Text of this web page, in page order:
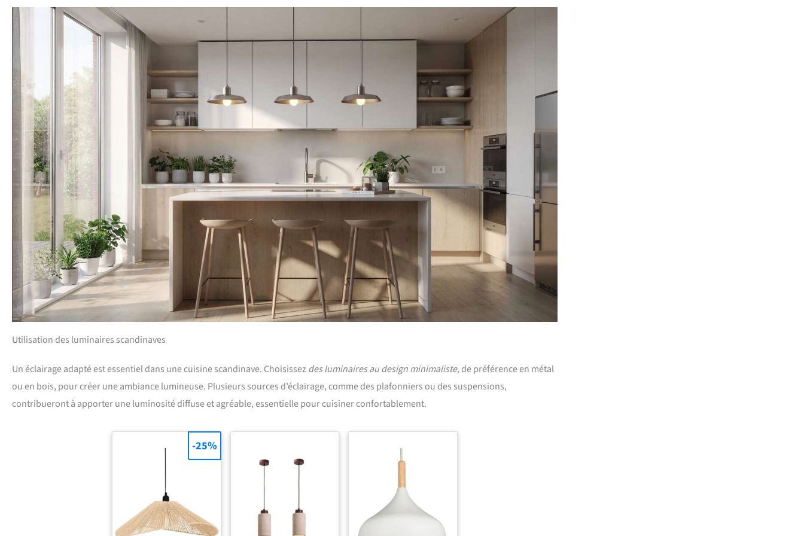
de l’agriculture biologique.
La formule contient 88% de
carbone biosourcé sur le
carbone total selon la norme
UTILES : Séchage rapide
2hsec au toucher, 2h entre 2
couches, séchage complet :
24h. Rendement : +/- 12m²/L
par couche fini en 2 couches.
Outils : Rouleau, pinceau.
Nettoyage des outils : Eau
V33, une marque française
engagée pour l’emploi local :
entreprise familiale depuis
1957. 700 salaries conçoivent
et fabriquent au cœur du
jura. Pour l’environnement :
continue et un site certifie iso
14001 depuis 2001. Pour la
qualité : performance
garantie en testant 100% de
nos produits
carbone biosourcé sur le
couches, séchage complet :
24h. Rendement : +/- 12m²/L
par couche fini en 2 couches.
Outils : Rouleau, pinceau.
Nettoyage des outils : Eau
engagée pour l’emploi local :
entreprise familiale depuis
1957. 700 salaries conçoivent
et fabriquent au cœur du
jura. Pour l’environnement :
continue et un site certifie iso
14001 depuis 2001. Pour la
qualité : performance
garantie en testant 100% de
nos produits
Pour l’environnement : 30
depuis 2001 Pour la qualité :
performance garantie en
testant 100% de nos produits
Utilisation des luminaires scandinaves
Un éclairage adapté est essentiel dans une cuisine scandinave. Choisissezdes luminaires au design minimaliste, de préférence en métal
ou en bois, pour créer une ambiance lumineuse. Plusieurs sources d’éclairage, comme des plafonniers ou des suspensions,
contribueront à apporter une luminosité diffuse et agréable, essentielle pour cuisiner confortablement.
-25%